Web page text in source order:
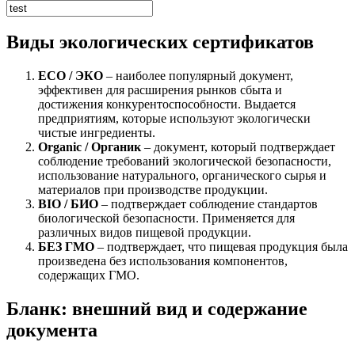
Виды экологических сертификатов
ECO / ЭКО – наиболее популярный документ,
эффективен для расширения рынков сбыта и
достижения конкурентоспособности. Выдается
предприятиям, которые используют экологически
чистые ингредиенты.
Organic / Органик – документ, который подтверждает
соблюдение требований экологической безопасности,
использование натурального, органического сырья и
материалов при производстве продукции.
BIO / БИО – подтверждает соблюдение стандартов
биологической безопасности. Применяется для
различных видов пищевой продукции.
БЕЗ ГМО – подтверждает, что пищевая продукция была
произведена без использования компонентов,
содержащих ГМО.
Бланк: внешний вид и содержание
документа